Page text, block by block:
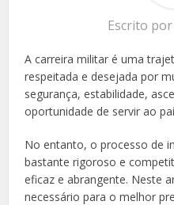
Escrito por
A carreira militar é uma
respeitada e desejada por
segurança, estabilidade,
oportunidade de servir ao
No entanto, o processo de
bastante rigoroso e
eficaz e abrangente. Neste
necessário para o melhor